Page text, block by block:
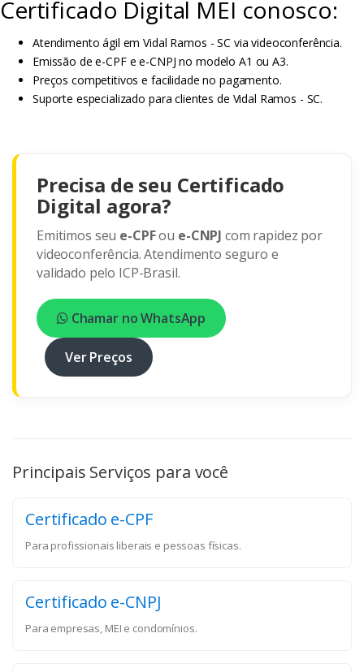
Certificado Digital MEI conosco:
Atendimento ágil em Vidal Ramos - SC via videoconferência.
Emissão de e-CPF e e-CNPJ no modelo A1 ou A3.
Preços competitivos e facilidade no pagamento.
Suporte especializado para clientes de Vidal Ramos - SC.
Precisa de seu Certificado
Digital agora?
Emitimos seu e-CPFou e-CNPJ com rapidez por
videoconferência. Atendimento seguro e
validado pelo ICP-Brasil.
Chamar no WhatsApp
Ver Preços
Principais Serviços para você
Certificado e-CPF
Para profissionais liberais e pessoas físicas.
Certificado e-CNPJ
Para empresas, MEI e condomínios.